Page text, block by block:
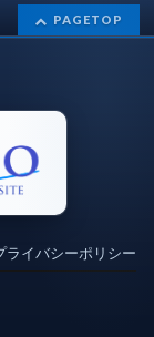
PAGETOP
ライバシーポリシー